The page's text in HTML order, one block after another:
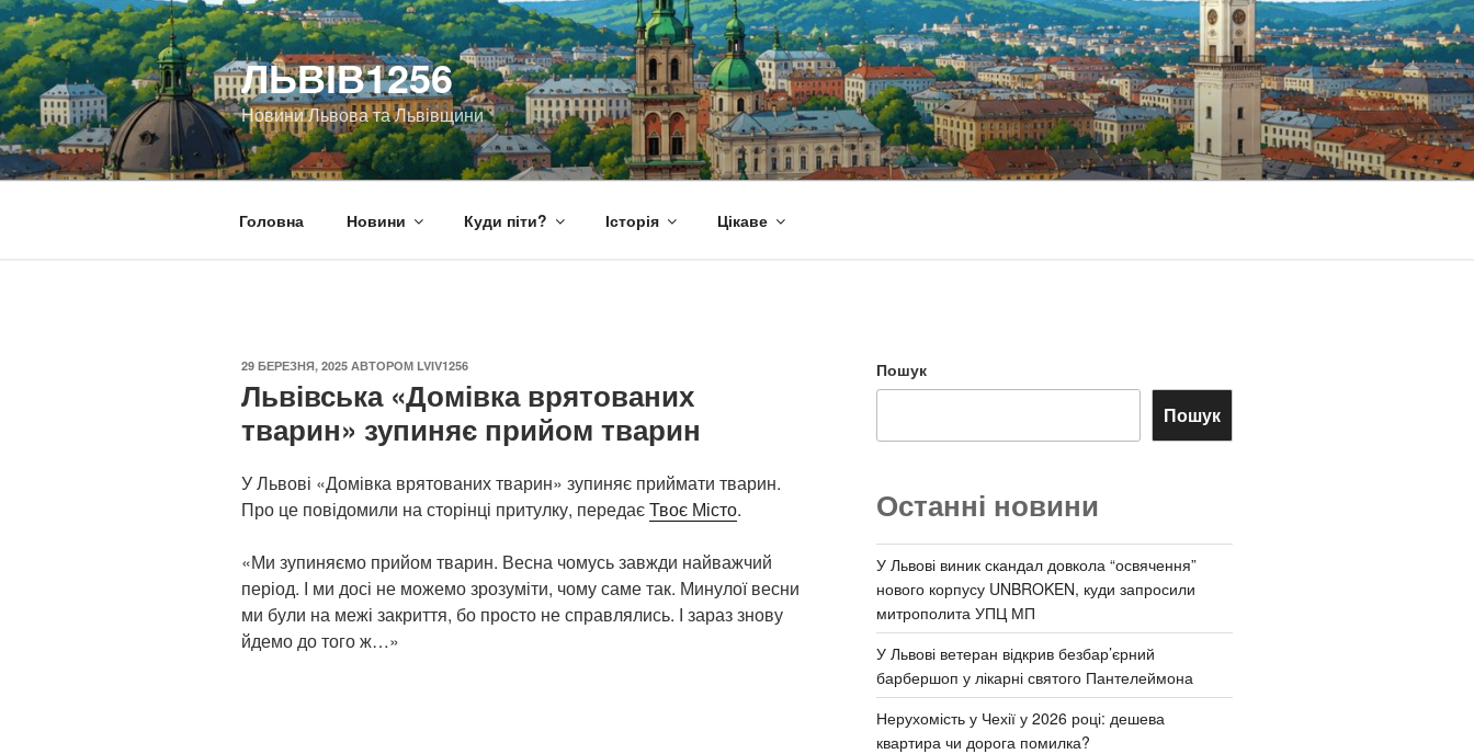
Перейти
до
вмісту
ЛЬВІВ1256
Новини Львова та Львівщини
Головна Новини Куди піти? Історія Цікаве
ОПУБЛІКОВАНО
29 БЕРЕЗНЯ, 2025 АВТОРОМ LVIV1256
Львівська «Домівка врятованих
тварин» зупиняє прийом тварин
У Львові «Домівка врятованих тварин» зупиняє приймати тварин.
Про це повідомили на сторінці притулку, передаєТвоє Місто.
«Ми зупиняємо прийом тварин. Весна чомусь завжди найважчий
період. І ми досі не можемо зрозуміти, чому саме так. Минулої весни
ми були на межі закриття, бо просто не справлялись. І зараз знову
йдемо до того ж…»
Пошук
Пошук
Останні новини
У Львові виник скандал довкола “освячення”
нового корпусу UNBROKEN, куди запросили
митрополита УПЦ МП
У Львові ветеран відкрив безбар’єрний
барбершоп у лікарні святого Пантелеймона
Нерухомість у Чехії у 2026 році: дешева
квартира чи дорога помилка?